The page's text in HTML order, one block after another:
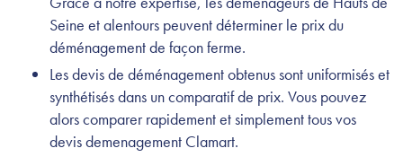
Seine et alentours peuvent déterminer le prix du
déménagement de façon ferme.
Les devis de déménagement obtenus sont uniformisés et
synthétisés dans un comparatif de prix. Vous pouvez
alors comparer rapidement et simplement tous vos
devis demenagement Clamart.